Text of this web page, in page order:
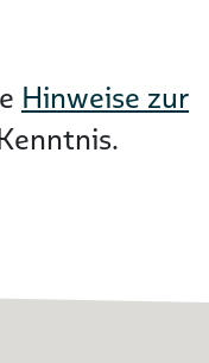
Hinweise zur